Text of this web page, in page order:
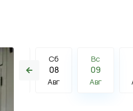
Сб
08
Авг
Вс
09
Авг